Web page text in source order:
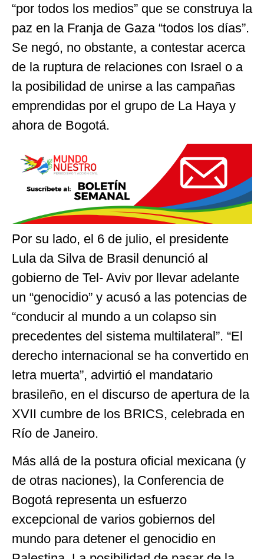
“por todos los medios” que se construya la
paz en la Franja de Gaza “todos los días”.
Se negó, no obstante, a contestar acerca
de la ruptura de relaciones con Israel o a
la posibilidad de unirse a las campañas
emprendidas por el grupo de La Haya y
ahora de Bogotá.
Por su lado, el 6 de julio, el presidente
Lula da Silva de Brasil denunció al
gobierno de Tel- Aviv por llevar adelante
un “genocidio” y acusó a las potencias de
“conducir al mundo a un colapso sin
precedentes del sistema multilateral”. “El
derecho internacional se ha convertido en
letra muerta”, advirtió el mandatario
brasileño, en el discurso de apertura de la
XVII cumbre de los BRICS, celebrada en
Río de Janeiro.
Más allá de la postura oficial mexicana (y
de otras naciones), la Conferencia de
Bogotá representa un esfuerzo
excepcional de varios gobiernos del
mundo para detener el genocidio en